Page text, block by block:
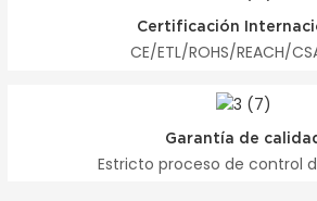
Certificación
CE/ETL/ROHS/REACH/
Garantía de
Estricto proceso de control